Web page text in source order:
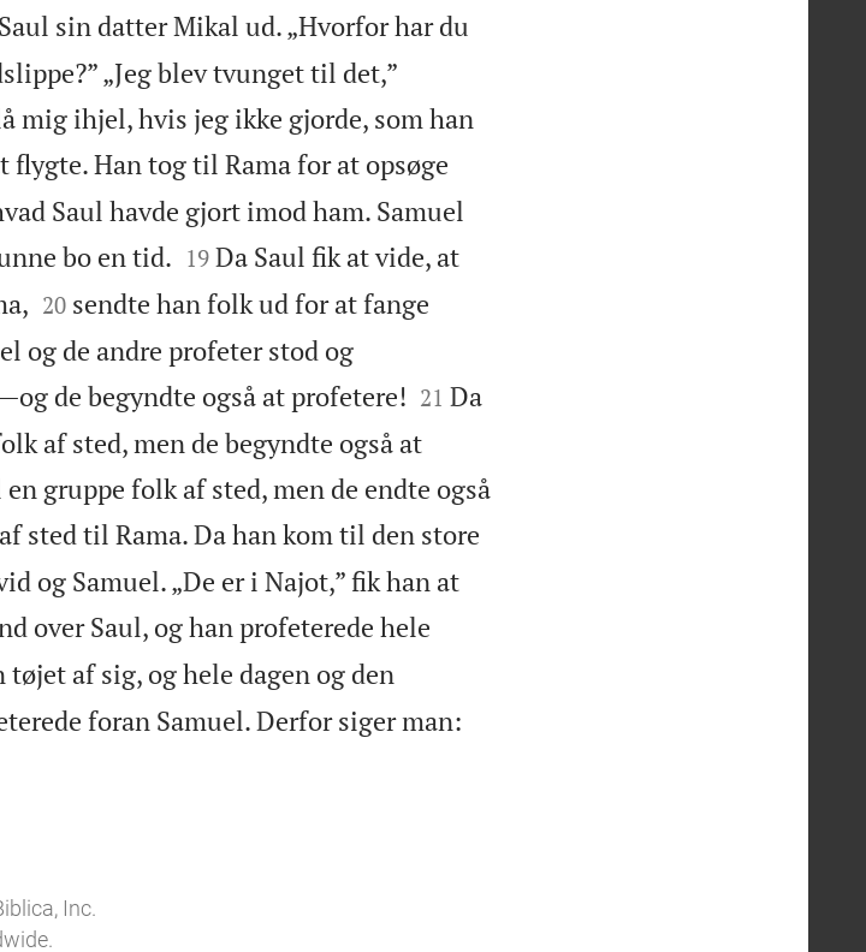
sin datter Mikal ud. „Hvorfor har du
„Jeg blev tvunget til det,”
mig ihjel, hvis jeg ikke gjorde, som han
flygte. Han tog til Rama for at opsøge
Saul havde gjort imod ham. Samuel
bo en tid.
19 Da Saul fik at vide, at

20 sendte han folk ud for at fange
og de andre profeter stod og
de begyndte også at profetere!
21 Da
af sted, men de begyndte også at
gruppe folk af sted, men de endte også
sted til Rama. Da han kom til den store
og Samuel. „De er i Najot,” fik han at
over Saul, og han profeterede hele
af sig, og hele dagen og den
foran Samuel. Derfor siger man:
Inc.